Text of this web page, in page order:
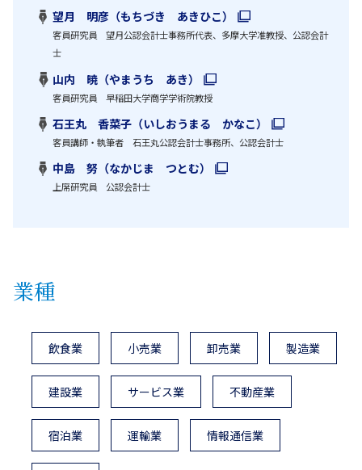
望月 明彦（もちづき あきひこ）
客員研究員 望月公認会計士事務所代表、多摩大学准教授、公認会計
士
山内 暁（やまうち あき）
客員研究員 早稲田大学商学学術院教授
石王丸 香菜子（いしおうまる かなこ）
客員講師・執筆者 石王丸公認会計士事務所、公認会計士
中島 努（なかじま つとむ）
上席研究員 公認会計士
業種
飲食業 小売業 卸売業 製造業
建設業 サービス業 不動産業
宿泊業 運輸業 情報通信業